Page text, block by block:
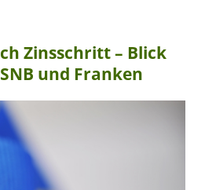
Zinsschritt – Blick
und Franken